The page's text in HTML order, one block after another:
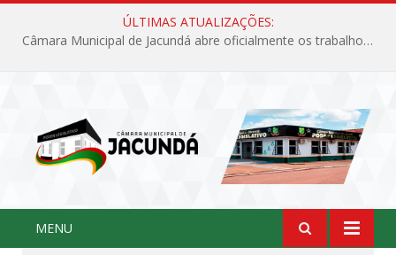
ÚLTIMAS ATUALIZAÇÕES:
Câmara Municipal de Jacundá abre oficialmente os trabalhos legislativos de 2026
MENU